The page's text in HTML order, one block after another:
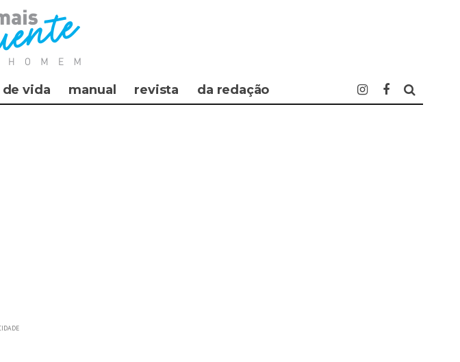
vida manual revista da redação